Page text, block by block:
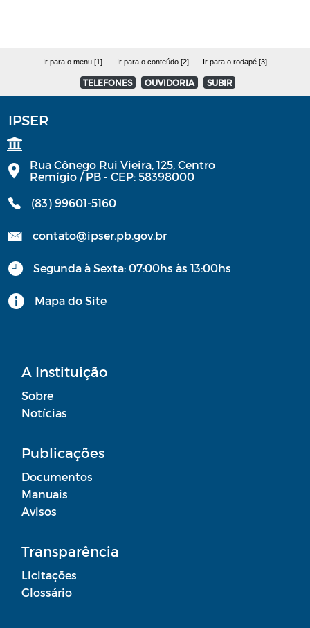
Ir para o menu [1] Ir para o conteúdo [2] Ir para o rodapé [3]
TELEFONES OUVIDORIA SUBIR
IPSER
Rua Cônego Rui Vieira, 125, Centro
Remígio / PB - CEP: 58398000
(83) 99601-5160
contato@ipser.pb.gov.br
Segunda à Sexta: 07:00hs às 13:00hs
Mapa do Site
A Instituição
Sobre
Notícias
Publicações
Documentos
Manuais
Avisos
Transparência
Licitações
Glossário